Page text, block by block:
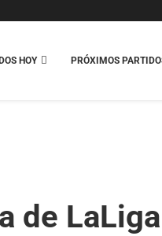
HOY PRÓXIMOS
de